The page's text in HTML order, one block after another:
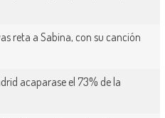
reta a Sabina, con su canción
acaparase el 73% de la